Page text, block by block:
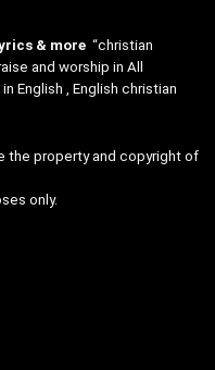
& more “christian
and worship in All
English , English christian
the property and copyright of
only.